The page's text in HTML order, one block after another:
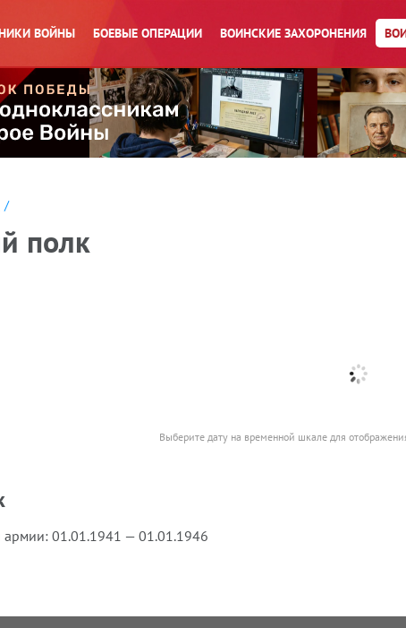
ВОЙНЫ БОЕВЫЕ ОПЕРАЦИИ ВОИНСКИЕ ЗАХОРОНЕНИЯ
/
полк
Выберите дату на временной шкале для
армии: 01.01.1941 — 01.01.1946